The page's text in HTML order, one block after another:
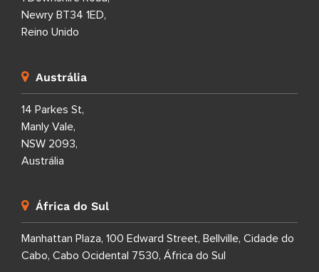
Newry BT34 1ED,
Reino Unido
Austrália
14 Parkes St,
Manly Vale,
NSW 2093,
Austrália
África do Sul
Manhattan Plaza, 100 Edward Street, Bellville, Cidade do
Cabo, Cabo Ocidental 7530, África do Sul